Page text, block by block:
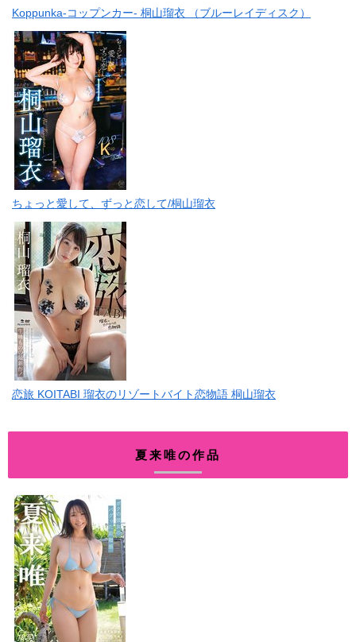
Koppunka-コップンカー- 桐山瑠衣 （ブルーレイディスク）
ちょっと愛して、ずっと恋して/桐山瑠衣
恋旅 KOITABI 瑠衣のリゾートバイト恋物語 桐山瑠衣
夏来唯の作品